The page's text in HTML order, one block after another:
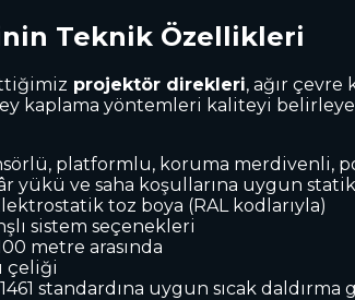
Teknik Özellikleri
projektör direkleri, ağır
kaplama yöntemleri kaliteyi
platformlu, koruma merdivenli,
yükü ve saha koşullarına uygun
toz boya (RAL kodlarıyla)
sistem seçenekleri
metre arasında
çeliği
standardına uygun sıcak daldırma